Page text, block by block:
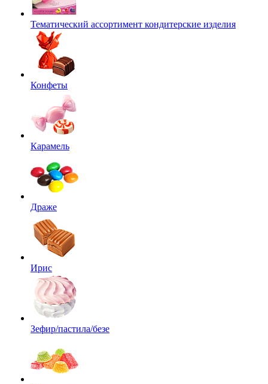
Тематический ассортимент кондитерские изделия
Конфеты
Карамель
Драже
Ирис
Зефир/пастила/безе